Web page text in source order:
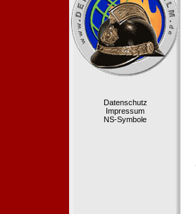
Datenschutz
Impressum
NS-Symbole